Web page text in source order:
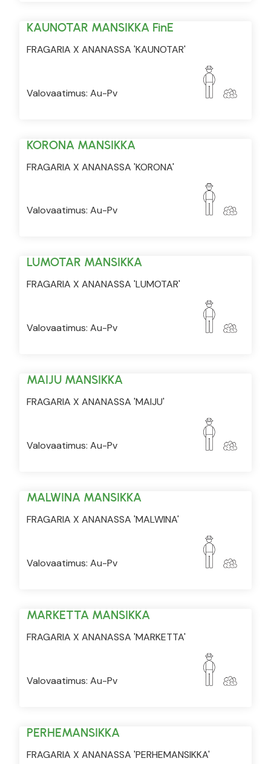
KAUNOTAR MANSIKKA FinE
FRAGARIA X ANANASSA 'KAUNOTAR'
Valovaatimus: Au-Pv
KORONA MANSIKKA
FRAGARIA X ANANASSA 'KORONA'
Valovaatimus: Au-Pv
LUMOTAR MANSIKKA
FRAGARIA X ANANASSA 'LUMOTAR'
Valovaatimus: Au-Pv
MAIJU MANSIKKA
FRAGARIA X ANANASSA 'MAIJU'
Valovaatimus: Au-Pv
MALWINA MANSIKKA
FRAGARIA X ANANASSA 'MALWINA'
Valovaatimus: Au-Pv
MARKETTA MANSIKKA
FRAGARIA X ANANASSA 'MARKETTA'
Valovaatimus: Au-Pv
PERHEMANSIKKA
FRAGARIA X ANANASSA 'PERHEMANSIKKA'